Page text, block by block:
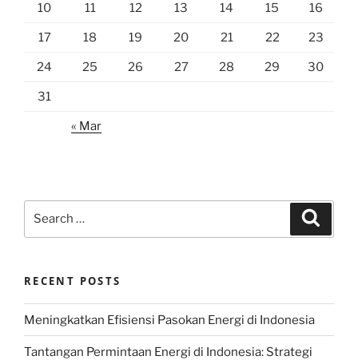
10 11 12 13 14 15 16
17 18 19 20 21 22 23
24 25 26 27 28 29 30
31
« Mar
RECENT POSTS
Meningkatkan Efisiensi Pasokan Energi di Indonesia
Tantangan Permintaan Energi di Indonesia: Strategi